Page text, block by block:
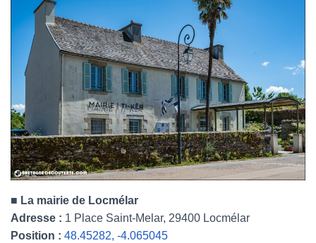
■ La mairie de Locmélar
Adresse : 1 Place Saint-Melar, 29400 Locmélar
Position : 48.45282, -4.065045